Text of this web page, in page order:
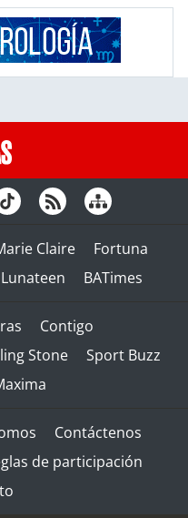
Claire
Fortuna
Lunateen BATimes
Contigo
Stone
Sport Buzz
Contáctenos
de participación